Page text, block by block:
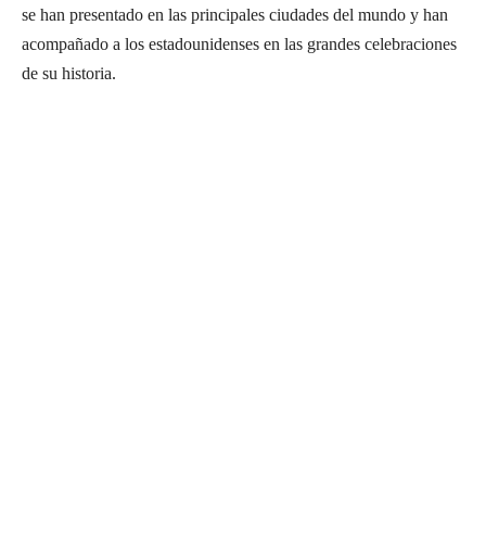
se han presentado en las principales ciudades del mundo y han
acompañado a los estadounidenses en las grandes celebraciones
de su historia.